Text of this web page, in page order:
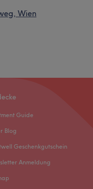
Wien
Guide
Blog
Geschenkgutschein
Anmeldung